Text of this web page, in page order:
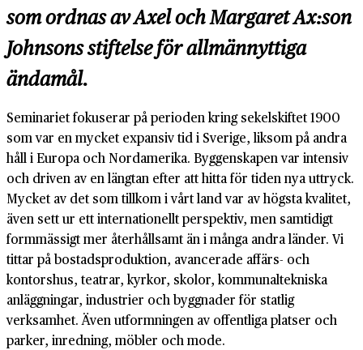
som ordnas av Axel och Margaret Ax:son
Johnsons stiftelse för allmännyttiga
ändamål.
Seminariet fokuserar på perioden kring sekelskiftet 1900
som var en mycket expansiv tid i Sverige, liksom på andra
håll i Europa och Nordamerika. Byggenskapen var intensiv
och driven av en längtan efter att hitta för tiden nya uttryck.
Mycket av det som tillkom i vårt land var av högsta kvalitet,
även sett ur ett internationellt perspektiv, men samtidigt
formmässigt mer återhållsamt än i många andra länder. Vi
tittar på bostadsproduktion, avancerade affärs- och
kontorshus, teatrar, kyrkor, skolor, kommunaltekniska
anläggningar, industrier och byggnader för statlig
verksamhet. Även utformningen av offentliga platser och
parker, inredning, möbler och mode.